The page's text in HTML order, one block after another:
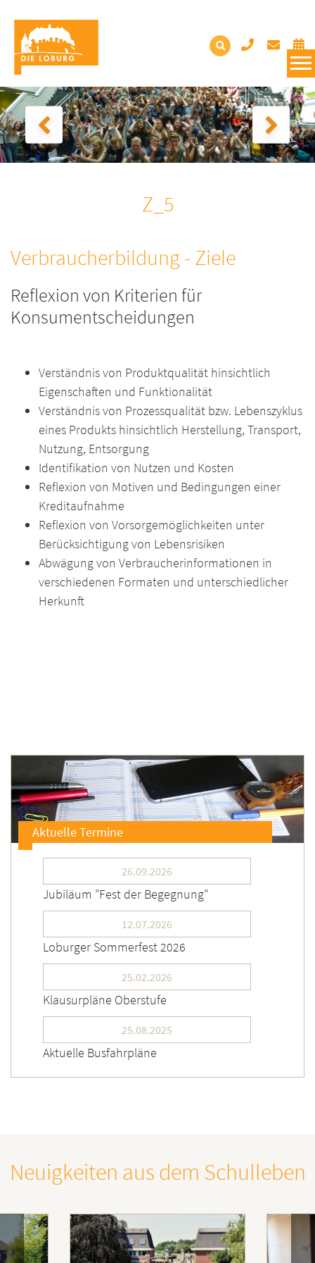
Z_5
Verbraucherbildung - Ziele
Reflexion von Kriterien für
Konsumentscheidungen
Verständnis von Produktqualität hinsichtlich
Eigenschaften und Funktionalität
Verständnis von Prozessqualität bzw. Lebenszyklus
eines Produkts hinsichtlich Herstellung, Transport,
Nutzung, Entsorgung
Identifikation von Nutzen und Kosten
Reflexion von Motiven und Bedingungen einer
Kreditaufnahme
Reflexion von Vorsorgemöglichkeiten unter
Berücksichtigung von Lebensrisiken
Abwägung von Verbraucherinformationen in
verschiedenen Formaten und unterschiedlicher
Herkunft
Aktuelle Termine
26.09.2026
Jubiläum "Fest der Begegnung"
12.07.2026
Loburger Sommerfest 2026
25.02.2026
Klausurpläne Oberstufe
25.08.2025
Aktuelle Busfahrpläne
Neuigkeiten aus dem Schulleben